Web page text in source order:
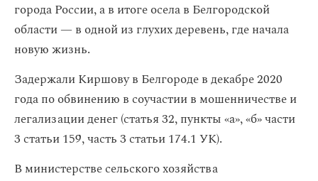
города России, а в итоге осела в Белгородской
области — в одной из глухих деревень, где начала
новую жизнь.
Задержали Киршову в Белгороде в декабре 2020
года по обвинению в соучастии в мошенничестве и
легализации денег (статья 32, пункты «а», «б» части
3 статьи 159, часть 3 статьи 174.1 УК).
В министерстве сельского хозяйства